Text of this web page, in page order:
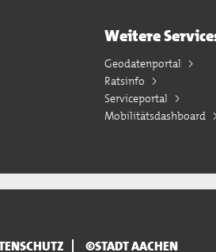
Weitere
Geodatenportal
Ratsinfo
Serviceportal
Mobilitätsdashboard
©STADT AACHEN